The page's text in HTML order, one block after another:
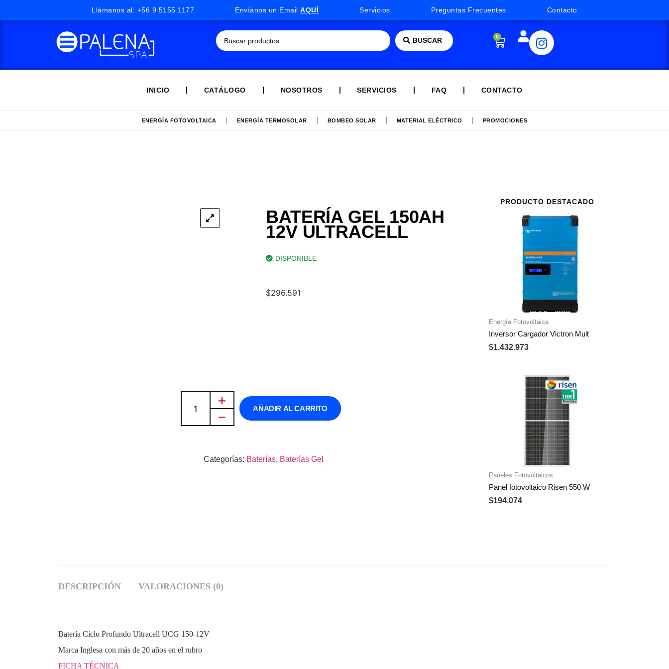
Llámanos al: +56 9 5155 1177 Envíanos un EmailAQUÍ Servicios Preguntas Frecuentes Contacto
BUSCAR 0
INICIO CATÁLOGO NOSOTROS SERVICIOS FAQ CONTACTO
ENERGÍA FOTOVOLTAICA ENERGÍA TERMOSOLAR BOMBEO SOLAR MATERIAL ELÉCTRICO PROMOCIONES
BATERÍA GEL 150AH
12V ULTRACELL
DISPONIBLE
$296.591
AÑADIR AL CARRITO
Categorías: Baterías, Baterías Gel
PRODUCTO DESTACADO
Energía Fotovoltaica
Inversor Cargador Victron Mult
$1.432.973
Paneles Fotovoltaicos
Panel fotovoltaico Risen 550 W
$194.074
DESCRIPCIÓN VALORACIONES (0)
Batería Ciclo Profundo Ultracell UCG 150-12V
Marca Inglesa con más de 20 años en el rubro
FICHA TÉCNICA